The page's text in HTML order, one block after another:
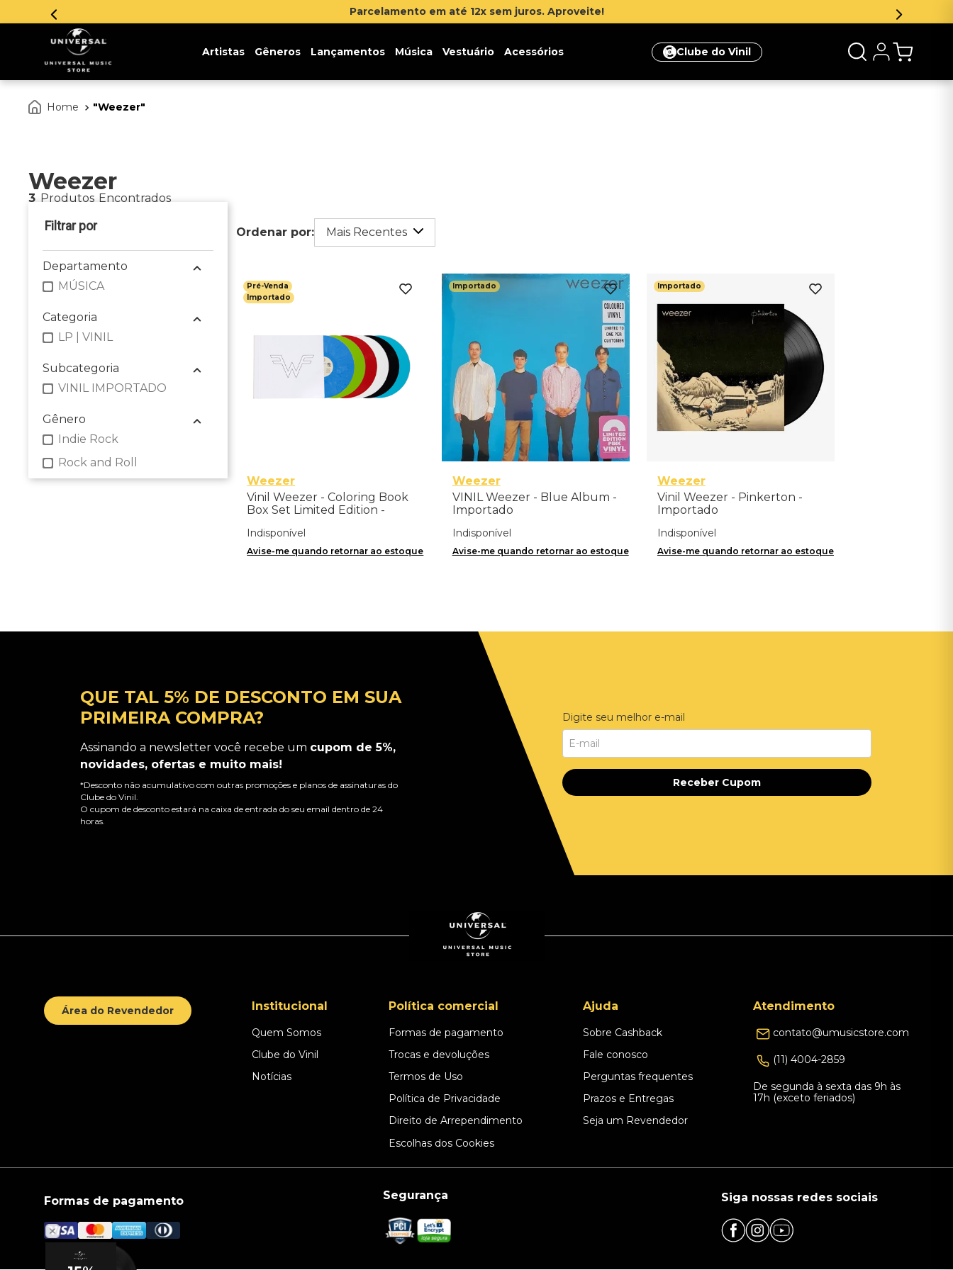
Parcelamento em até 12x sem juros. Aproveite!
Artistas Gêneros Lançamentos Música Vestuário Acessórios Clube do Vinil
Weezer
Weezer
3 Produtos
Departamento
MÚSICA
Categoria
LP | VINIL
Subcategoria
VINIL IMPORTADO
Gênero
Indie Rock
Rock and Roll
Mais Recentes
Pré-Venda
Importado
Weezer
Vinil Weezer - Coloring Book
Box Set Limited Edition -
Indisponível
Avise-me quando retornar ao estoque
Importado
Weezer
VINIL Weezer - Blue Album -
Importado
Indisponível
Avise-me quando retornar ao estoque
Importado
Weezer
Vinil Weezer - Pinkerton -
Importado
Indisponível
Avise-me quando retornar ao estoque
QUE TAL 5% DE DESCONTO EM SUA
PRIMEIRA COMPRA?
Assinando a newsletter você recebe um cupom de 5%,
novidades, ofertas e muito mais!
*Desconto não acumulativo com outras promoções e planos de assinaturas do
Clube do Vinil.
O cupom de desconto estará na caixa de entrada do seu email dentro de 24
horas.
Digite seu melhor e-mail
Receber Cupom
Área do Revendedor Institucional
Quem Somos
Clube do Vinil
Notícias
Política comercial
Formas de pagamento
Trocas e devoluções
Termos de Uso
Política de Privacidade
Direito de Arrependimento
Escolhas dos Cookies
Ajuda
Sobre Cashback
Fale conosco
Perguntas frequentes
Prazos e Entregas
Seja um Revendedor
Atendimento
contato@umusicstore.com
(11) 4004-2859
De segunda à sexta das 9h às
17h (exceto feriados)
Formas de pagamento Segurança Siga nossas redes sociais